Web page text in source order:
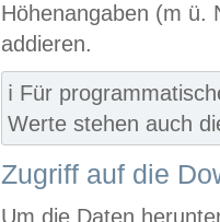
Höhenangaben (m ü.
addieren.
ℹ️ Für
Werte stehen auch
Zugriff auf die
Um die Daten